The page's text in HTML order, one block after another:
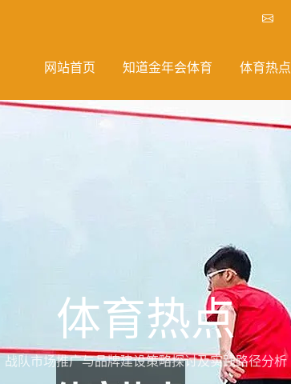
网站首页 知道金年会体育 体育热点
体育热点
战队市场推广与品牌建设策略探讨及实践路径分析